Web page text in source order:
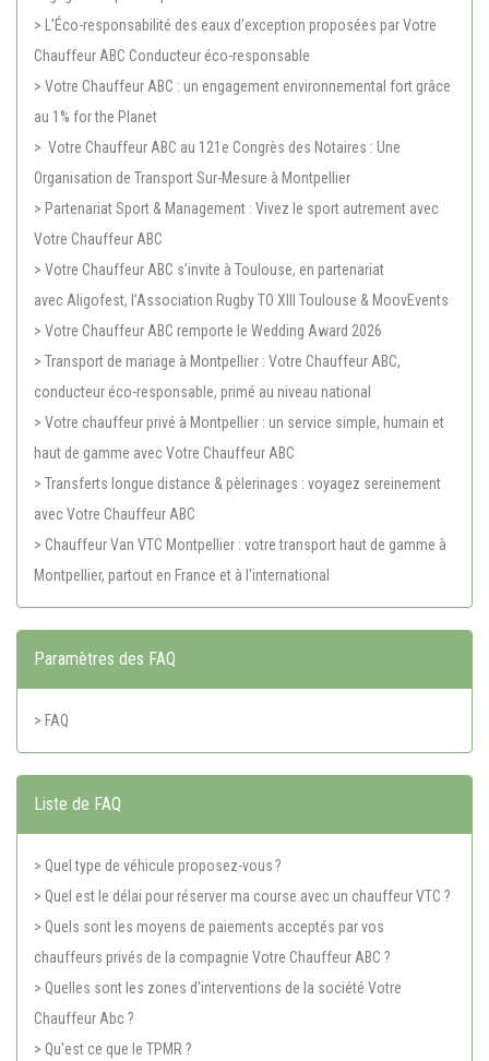
> L’Éco-responsabilité des eaux d’exception proposées par Votre
Chauffeur ABC Conducteur éco-responsable
> Votre Chauffeur ABC : un engagement environnemental fort grâce
au 1% for the Planet
> Votre Chauffeur ABC au 121e Congrès des Notaires : Une
Organisation de Transport Sur-Mesure à Montpellier
> Partenariat Sport & Management : Vivez le sport autrement avec
Votre Chauffeur ABC
> Votre Chauffeur ABC s’invite à Toulouse, en partenariat
avec Aligofest, l’Association Rugby TO XIII Toulouse & MoovEvents
> Votre Chauffeur ABC remporte le Wedding Award 2026
> Transport de mariage à Montpellier : Votre Chauffeur ABC,
conducteur éco-responsable, primé au niveau national
> Votre chauffeur privé à Montpellier : un service simple, humain et
haut de gamme avec Votre Chauffeur ABC
> Transferts longue distance & pèlerinages : voyagez sereinement
avec Votre Chauffeur ABC
> Chauffeur Van VTC Montpellier : votre transport haut de gamme à
Montpellier, partout en France et à l'international
Paramètres des FAQ
> FAQ
Liste de FAQ
> Quel type de véhicule proposez-vous ?
> Quel est le délai pour réserver ma course avec un chauffeur VTC ?
> Quels sont les moyens de paiements acceptés par vos
chauffeurs privés de la compagnie Votre Chauffeur ABC ?
> Quelles sont les zones d'interventions de la société Votre
Chauffeur Abc ?
> Qu'est ce que le TPMR ?